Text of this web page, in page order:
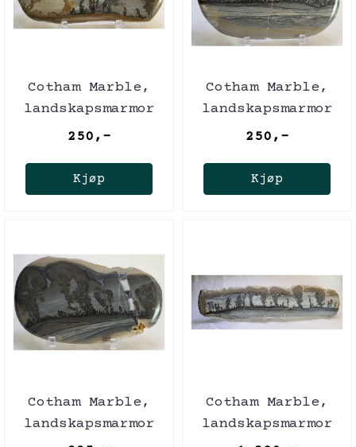
Cotham Marble,
landskapsmarmor
250,-
Kjøp
Cotham Marble,
landskapsmarmor
250,-
Kjøp
Cotham Marble,
landskapsmarmor
Cotham Marble,
landskapsmarmor